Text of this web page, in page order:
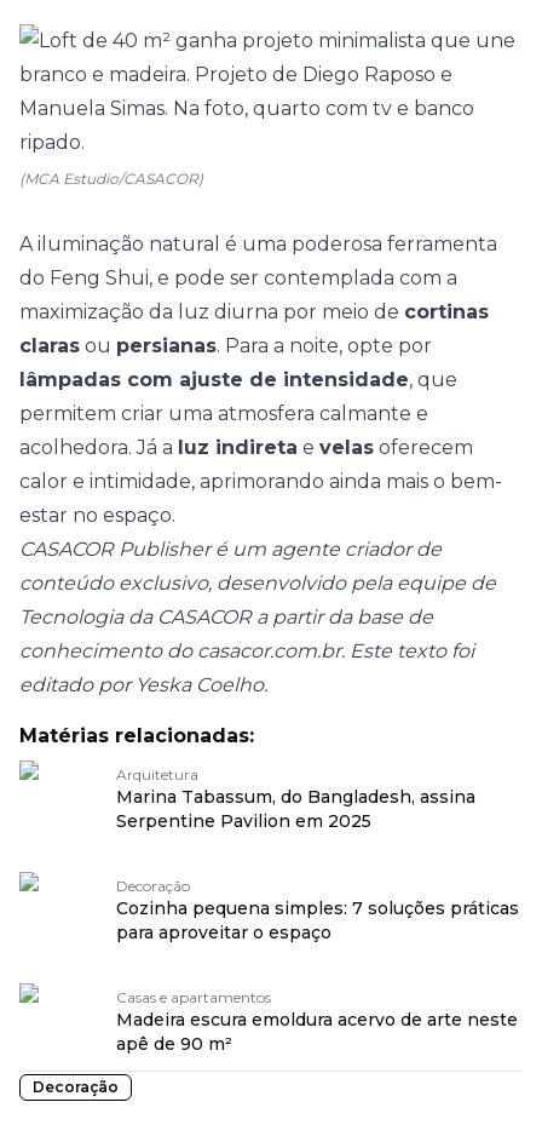
(MCA Estudio/CASACOR)
A iluminação natural é uma poderosa ferramenta
do Feng Shui, e pode ser contemplada com a
maximização da luz diurna por meio de cortinas
claras ou persianas. Para a noite, opte por
lâmpadas com ajuste de intensidade, que
permitem criar uma atmosfera calmante e
acolhedora. Já a luz indireta e velas oferecem
calor e intimidade, aprimorando ainda mais o bem-
estar no espaço.
CASACOR Publisher é um agente criador de
conteúdo exclusivo, desenvolvido pela equipe de
Tecnologia da CASACOR a partir da base de
conhecimento do casacor.com.br. Este texto foi
editado por Yeska Coelho.
Matérias relacionadas:
Arquitetura
Marina Tabassum, do Bangladesh, assina
Serpentine Pavilion em 2025
Decoração
Cozinha pequena simples: 7 soluções práticas
para aproveitar o espaço
Casas e apartamentos
Madeira escura emoldura acervo de arte neste
apê de 90 m²
Decoração